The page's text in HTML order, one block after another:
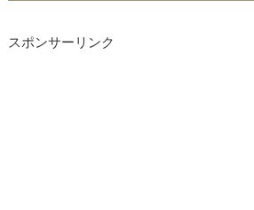
スポンサーリンク